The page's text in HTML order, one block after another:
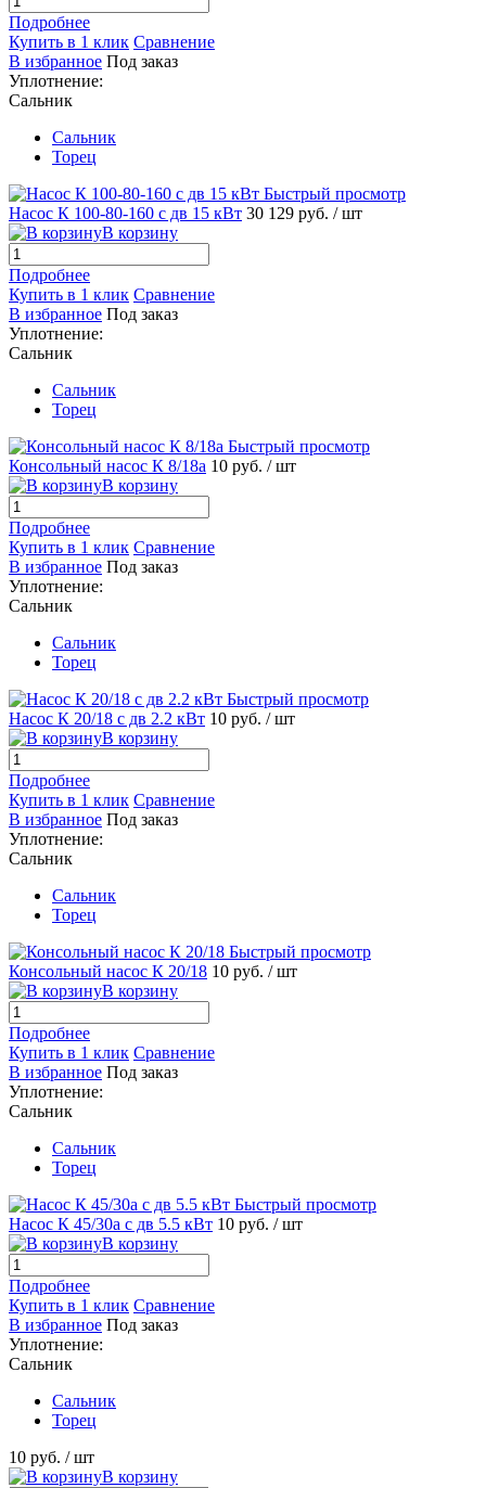
Подробнее
Купить в 1 клик Сравнение
В избранное Под заказ
Уплотнение:
Сальник
Сальник
Торец
Быстрый просмотр
Насос К 100-80-160 с дв 15 кВт 30 129 руб. / шт
В корзину
Подробнее
Купить в 1 клик Сравнение
В избранное Под заказ
Уплотнение:
Сальник
Сальник
Торец
Быстрый просмотр
Консольный насос К 8/18а 10 руб. / шт
В корзину
Подробнее
Купить в 1 клик Сравнение
В избранное Под заказ
Уплотнение:
Сальник
Сальник
Торец
Быстрый просмотр
Насос К 20/18 с дв 2.2 кВт 10 руб. / шт
В корзину
Подробнее
Купить в 1 клик Сравнение
В избранное Под заказ
Уплотнение:
Сальник
Сальник
Торец
Быстрый просмотр
Консольный насос К 20/18 10 руб. / шт
В корзину
Подробнее
Купить в 1 клик Сравнение
В избранное Под заказ
Уплотнение:
Сальник
Сальник
Торец
Быстрый просмотр
Насос К 45/30а с дв 5.5 кВт 10 руб. / шт
В корзину
Подробнее
Купить в 1 клик Сравнение
В избранное Под заказ
Уплотнение:
Сальник
Сальник
Торец
10 руб. / шт
В корзину